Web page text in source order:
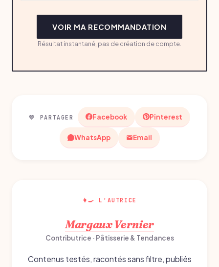
VOIR MA RECOMMANDATION
Résultat instantané, pas de création de compte.
💛 PARTAGER Facebook Pinterest
WhatsApp Email
👩‍🍳 L'AUTRICE
Margaux Vernier
Contributrice · Pâtisserie & Tendances
Contenus testés, racontés sans filtre, publiés